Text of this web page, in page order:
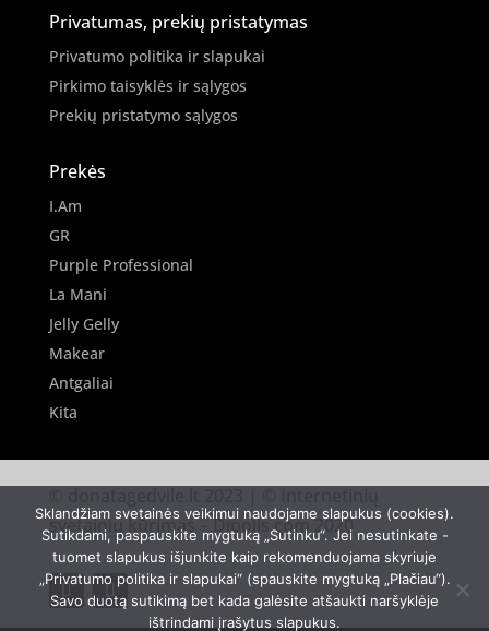
Privatumas, prekių pristatymas
Privatumo politika ir slapukai
Pirkimo taisyklės ir sąlygos
Prekių pristatymo sąlygos
Prekės
I.Am
GR
Purple Professional
La Mani
Jelly Gelly
Makear
Antgaliai
Kita
svetainių kūrimas –Dipolis.com2020
Sklandžiam svetainės veikimui naudojame slapukus (cookies).
Sutikdami, paspauskite mygtuką „Sutinku“. Jei nesutinkate -
tuomet slapukus išjunkite kaip rekomenduojama skyriuje
„Privatumo politika ir slapukai“ (spauskite mygtuką „Plačiau“).
Savo duotą sutikimą bet kada galėsite atšaukti naršyklėje
ištrindami įrašytus slapukus.